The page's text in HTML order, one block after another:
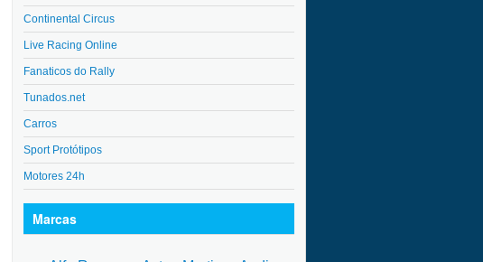
Continental Circus
Live Racing Online
Fanaticos do Rally
Tunados.net
Carros
Sport Protótipos
Motores 24h
Marcas